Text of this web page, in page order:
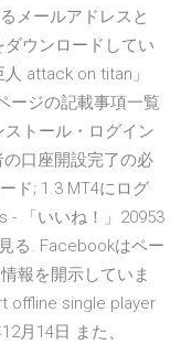
メールアドレスと
ウンロードしてい
attack on titan」
ージの記載事項一覧
ストール・ログイン
口座開設完了の必
ド; 1.3 MT4にログ
- 「いいね！」20953
る. Facebookはペー
報を開示していま
offline single player
月14日 また、